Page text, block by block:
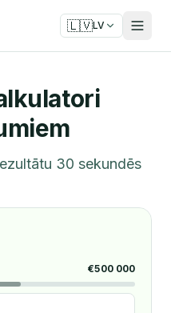
🇱🇻LV
30 sekundēs
€500 000